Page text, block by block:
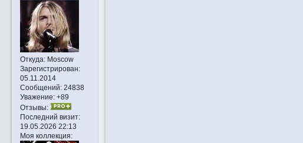
Откуда:Moscow
Зарегистрирован:
05.11.2014
Сообщений:24838
Уважение: +89
Отзывы:
Последний визит:
19.05.2026 22:13
Моя коллекция: